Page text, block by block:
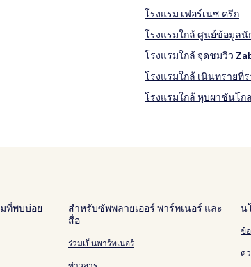
โรงแรม เฟอร์เนซ ครีก
โรงแรมใกล้ ศูนย์ข้อมูลนั
โรงแรมใกล้ จุดชมวิว
โรงแรมใกล้ เนินทรายที่
โรงแรมใกล้ หุบผาชันโก
ที่พบบ่อย
สำหรับซัพพลายเออร์ พาร์ทเนอร์ และ
สื่อ
ร่วมเป็นพาร์ทเนอร์
น
ข้
ค